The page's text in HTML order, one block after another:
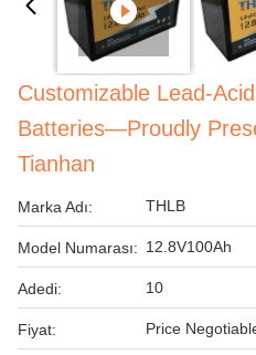
Customizable Lead-
Batteries—Proudly
Tianhan
Marka Adı: THLB
Model Numarası: 12.8V100Ah
Adedi: 10
Fiyat: Price